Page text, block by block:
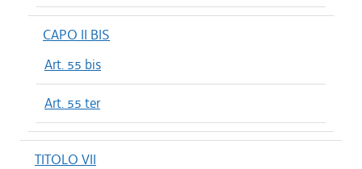
CAPO II BIS
Art. 55 bis
Art. 55 ter
TITOLO VII